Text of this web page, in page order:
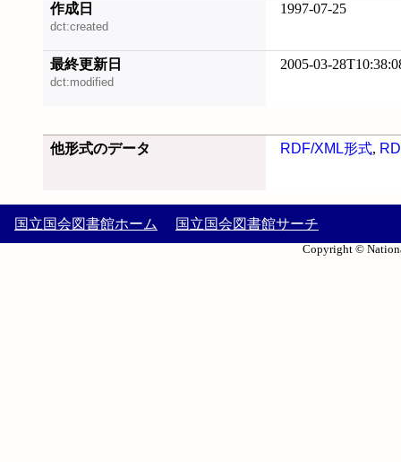
作成日
dct:created
1997-07-25
最終更新日
dct:modified
2005-03-
他形式のデータ RDF/XML形式,
国立国会図書館ホーム 国立国会図書館サーチ
Copyright ©